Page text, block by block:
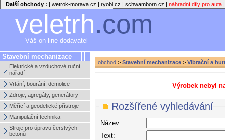
Další obchody : | wetrok-morava.cz | ryobi.cz | schwamborn.cz | náhradní díly pro auta |
veletrh.com
Váš on-line dodavatel
Stavební mechanizace
Elektrické a vzduchové ruční
nářadí
Vrtání, bourání, demolice
Zdroje, agregáty, generátory
Měřící a geodetické přístroje
Manipulační technika
Stroje pro úpravu čerstvých
betonů
obchod > Stavební mechanizace > Vibrační a
Výrobek nebyl
Rozšířené vyhledávání
Název:
Text: